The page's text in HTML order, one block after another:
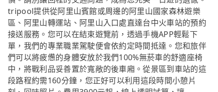
tripool提供從阿里山賓館或周邊的阿里山國家森林遊樂
區、阿里山轉運站、阿里山入口處直達台中火車站的預約
接送服務。您可以在結束遊覽前，透過手機APP輕鬆下
單，我們的專業職業駕駛便會依約定時間抵達。您和旅伴
們可以將疲憊的身體安放於我們100%無菸車的舒適座椅
中，將戰利品妥善置於寬敞的後車廂。從景區到車站的這
段路程約需160分鐘，您正好可以利用這段時間小憩片